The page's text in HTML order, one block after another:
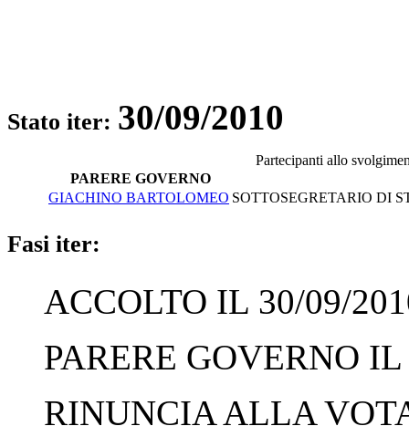
Stato iter: 30/09/2010
Partecipanti allo
PARERE GOVERNO
GIACHINO BARTOLOMEO SOTTOSEGRETARIO DI
Fasi iter:
ACCOLTO IL 30/09/
PARERE GOVERNO
RINUNCIA ALLA